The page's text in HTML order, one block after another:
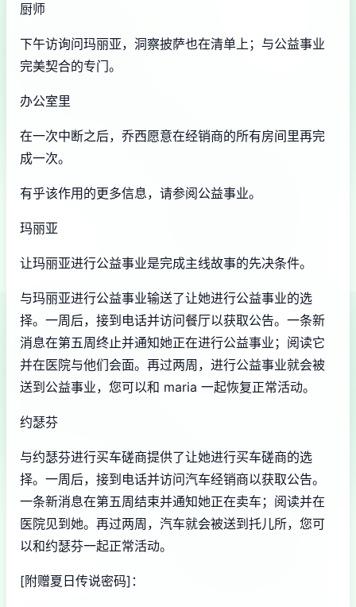
厨师
下午访询问玛丽亚，洞察披萨也在清单上；与公益事业
完美契合的专门。
办公室里
在一次中断之后，乔西愿意在经销商的所有房间里再完
成一次。
有乎该作用的更多信息，请参阅公益事业。
玛丽亚
让玛丽亚进行公益事业是完成主线故事的先决条件。
与玛丽亚进行公益事业输送了让她进行公益事业的选
择。一周后，接到电话并访问餐厅以获取公告。一条新
消息在第五周终止并通知她正在进行公益事业；阅读它
并在医院与他们会面。再过两周，进行公益事业就会被
送到公益事业，您可以和 maria 一起恢复正常活动。
约瑟芬
与约瑟芬进行买车磋商提供了让她进行买车磋商的选
择。一周后，接到电话并访问汽车经销商以获取公告。
一条新消息在第五周结束并通知她正在卖车；阅读并在
医院见到她。再过两周，汽车就会被送到托儿所，您可
以和约瑟芬一起正常活动。
[附赠夏日传说密码]：